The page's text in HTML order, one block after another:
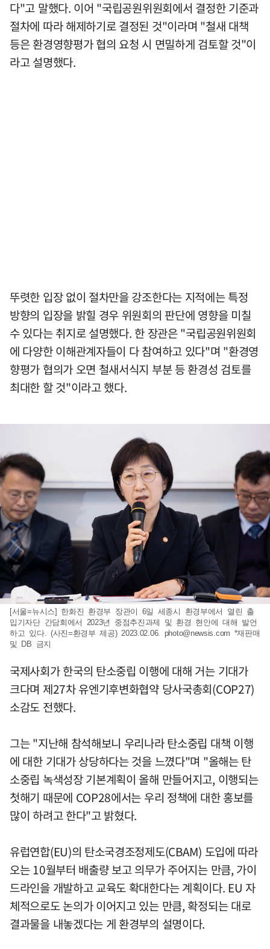
다"고 말했다. 이어 "국립공원위원회에서 결정한 기준과
절차에 따라 해제하기로 결정된 것"이라며 "철새 대책
등은 환경영향평가 협의 요청 시 면밀하게 검토할 것"이
라고 설명했다.
뚜렷한 입장 없이 절차만을 강조한다는 지적에는 특정
방향의 입장을 밝힐 경우 위원회의 판단에 영향을 미칠
수 있다는 취지로 설명했다. 한 장관은 "국립공원위원회
에 다양한 이해관계자들이 다 참여하고 있다"며 "환경영
향평가 협의가 오면 철새서식지 부분 등 환경성 검토를
최대한 할 것"이라고 했다.
[서울=뉴시스] 한화진 환경부 장관이 6일 세종시 환경부에서 열린 출
입기자단 간담회에서 2023년 중점추진과제 및 환경 현안에 대해 발언
하고 있다. (사진=환경부 제공) 2023.02.06. photo@newsis.com *재판매
및 DB 금지
국제사회가 한국의 탄소중립 이행에 대해 거는 기대가
크다며 제27차 유엔기후변화협약 당사국총회(COP27)
소감도 전했다.
그는 "지난해 참석해보니 우리나라 탄소중립 대책 이행
에 대한 기대가 상당하다는 것을 느꼈다"며 "올해는 탄
소중립 녹색성장 기본계획이 올해 만들어지고, 이행되는
첫해기 때문에 COP28에서는 우리 정책에 대한 홍보를
많이 하려고 한다"고 밝혔다.
유럽연합(EU)의 탄소국경조정제도(CBAM) 도입에 따라
오는 10월부터 배출량 보고 의무가 주어지는 만큼, 가이
드라인을 개발하고 교육도 확대한다는 계획이다. EU 자
체적으로도 논의가 이어지고 있는 만큼, 확정되는 대로
결과물을 내놓겠다는 게 환경부의 설명이다.